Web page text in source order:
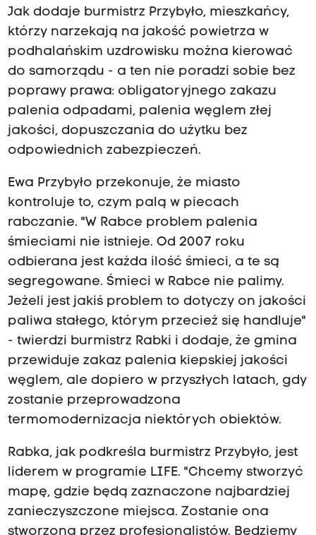
Jak dodaje burmistrz Przybyło, mieszkańcy,
którzy narzekają na jakość powietrza w
podhalańskim uzdrowisku można kierować
do samorządu - a ten nie poradzi sobie bez
poprawy prawa: obligatoryjnego zakazu
palenia odpadami, palenia węglem złej
jakości, dopuszczania do użytku bez
odpowiednich zabezpieczeń.
Ewa Przybyło przekonuje, że miasto
kontroluje to, czym palą w piecach
rabczanie. "W Rabce problem palenia
śmieciami nie istnieje. Od 2007 roku
odbierana jest każda ilość śmieci, a te są
segregowane. Śmieci w Rabce nie palimy.
Jeżeli jest jakiś problem to dotyczy on jakości
paliwa stałego, którym przecież się handluje"
- twierdzi burmistrz Rabki i dodaje, że gmina
przewiduje zakaz palenia kiepskiej jakości
węglem, ale dopiero w przyszłych latach, gdy
zostanie przeprowadzona
termomodernizacja niektórych obiektów.
Rabka, jak podkreśla burmistrz Przybyło, jest
liderem w programie LIFE. "Chcemy stworzyć
mapę, gdzie będą zaznaczone najbardziej
zanieczyszczone miejsca. Zostanie ona
stworzona przez profesjonalistów. Będziemy